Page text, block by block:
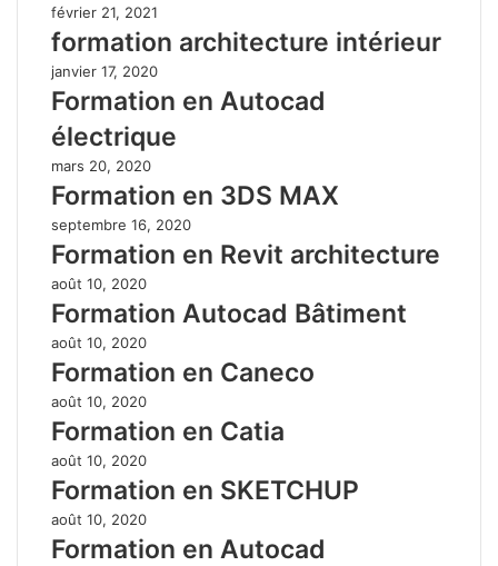
février 21, 2021
formation architecture intérieur
janvier 17, 2020
Formation en Autocad
électrique
mars 20, 2020
Formation en 3DS MAX
septembre 16, 2020
Formation en Revit architecture
août 10, 2020
Formation Autocad Bâtiment
août 10, 2020
Formation en Caneco
août 10, 2020
Formation en Catia
août 10, 2020
Formation en SKETCHUP
août 10, 2020
Formation en Autocad